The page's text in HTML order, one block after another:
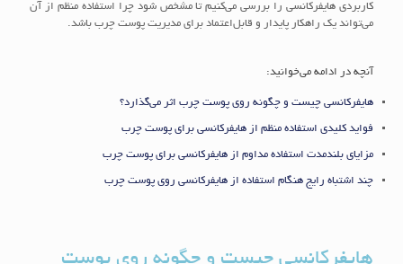
کاربردی هایفرکانسی را بررسی می‌کنیم تا مشخص شود چرا استفاده منظم از آن
می‌تواند یک راهکار پایدار و قابل‌اعتماد برای مدیریت پوست چرب باشد.
آنچه در ادامه می‌خوانید:
هایفرکانسی چیست و چگونه روی پوست چرب اثر می‌گذارد؟
فواید کلیدی استفاده منظم از هایفرکانسی برای پوست چرب
مزایای بلندمدت استفاده مداوم از هایفرکانسی برای پوست چرب
چند اشتباه رایج هنگام استفاده از هایفرکانسی روی پوست چرب
هایفرکانسی چیست و چگونه روی پوست